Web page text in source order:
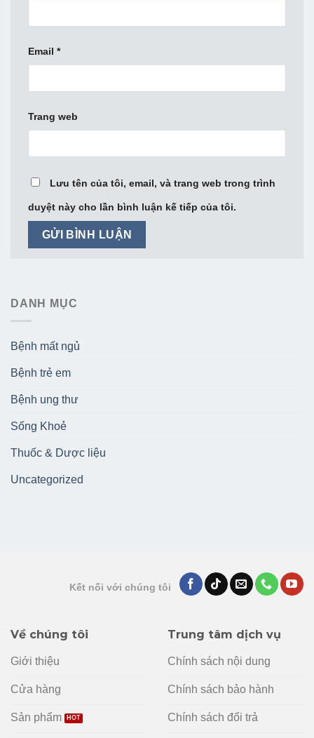
Email *
Trang web
Lưu tên của tôi, email, và trang web trong trình
duyệt này cho lần bình luận kế tiếp của tôi.
DANH MỤC
Bệnh mất ngủ
Bệnh trẻ em
Bệnh ung thư
Sống Khoẻ
Thuốc & Dược liệu
Uncategorized
Kết nối với chúng tôi
Về chúng tôi
Giới thiệu
Cửa hàng
Sản phẩm
Trung tâm dịch vụ
Chính sách nội dung
Chính sách bảo hành
Chính sách đổi trả